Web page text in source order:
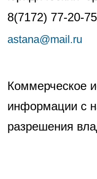
8(7172) 77-20-
astana@mail.ru
Коммерческое
информации с
разрешения